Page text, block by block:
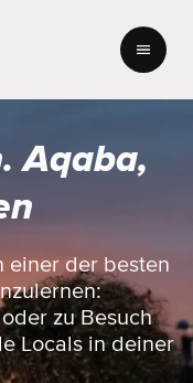
Aqaba,
einer der besten
zu Besuch
Locals in deiner